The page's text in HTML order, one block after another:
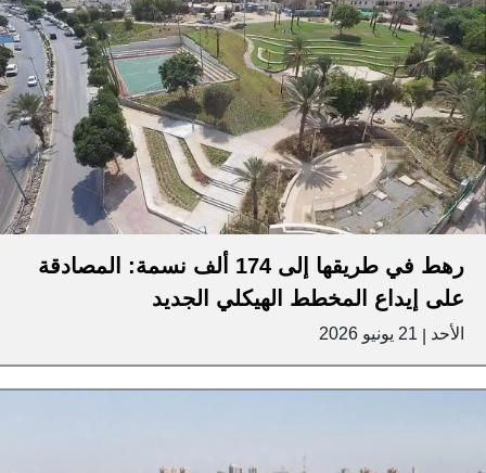
رهط في طريقها إلى 174 ألف نسمة: المصادقة
على إيداع المخطط الهيكلي الجديد
الأحد 21 يونيو 2026